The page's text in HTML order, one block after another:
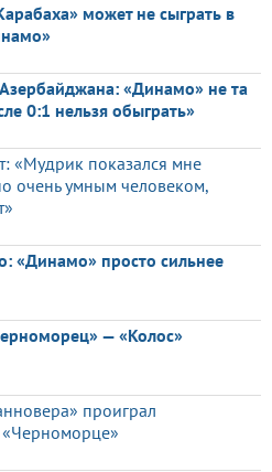
может не сыграть в
«Динамо» не та
0:1 нельзя обыграть»
«Мудрик показался мне
очень умным человеком,
«Динамо» просто сильнее
— «Колос»
проиграл
«Черноморце»